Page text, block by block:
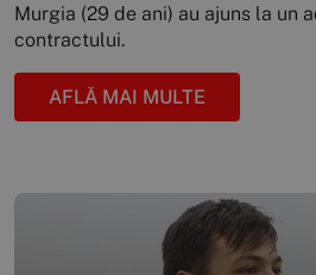
Murgia (29 de ani) au ajuns la un
contractului.
AFLĂ MAI MULTE